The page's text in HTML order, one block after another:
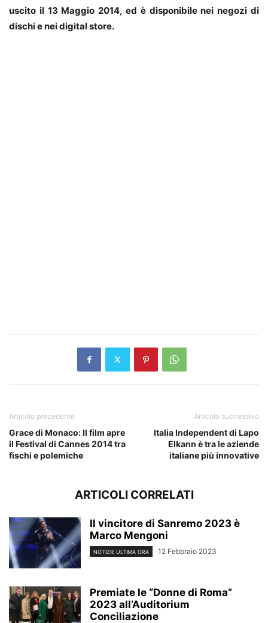
uscito il 13 Maggio 2014, ed è disponibile nei negozi di
dischi e nei digital store.
Articolo precedente
Grace di Monaco: Il film apre
il Festival di Cannes 2014 tra
fischi e polemiche
Articolo successivo
Italia Independent di Lapo
Elkann è tra le aziende
italiane più innovative
ARTICOLI CORRELATI
Il vincitore di Sanremo 2023 è
Marco Mengoni
NOTIZIE ULTIMA ORA 12 Febbraio 2023
Premiate le “Donne di Roma”
2023 all’Auditorium
Conciliazione